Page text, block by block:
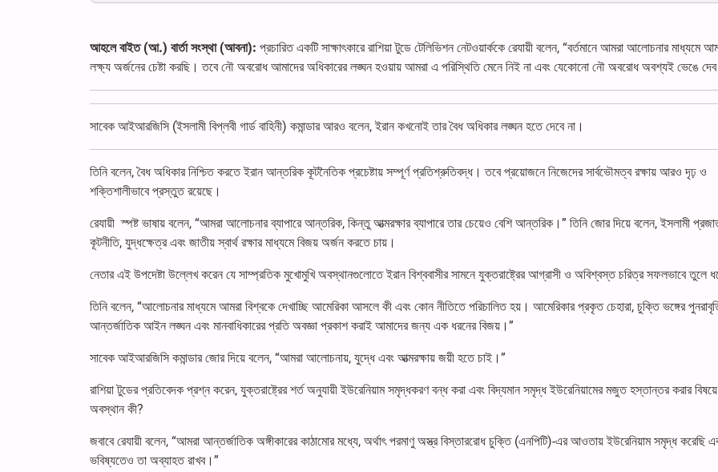
আহলে বাইত (আ.) বার্তা সংস্থা (আবনা): প্রচারিত একটি সাক্ষাৎকারে রাশিয়া টুডে টেলিভিশন নেটওয়ার্ককে রেযায়ী বলেন, “বর্তমানে আমরা আলোচনার মাধ্যমে
লক্ষ্য অর্জনের চেষ্টা করছি। তবে নৌ অবরোধ আমাদের অধিকারের লঙ্ঘন হওয়ায় আমরা এ পরিস্থিতি মেনে নিই না এবং যেকোনো নৌ অবরোধ অবশ্যই ভেঙে
সাবেক আইআরজিসি (ইসলামী বিপ্লবী গার্ড বাহিনী) কমান্ডার আরও বলেন, ইরান কখনোই তার বৈধ অধিকার লঙ্ঘন হতে দেবে না।
তিনি বলেন, বৈধ অধিকার নিশ্চিত করতে ইরান আন্তরিক কূটনৈতিক প্রচেষ্টায় সম্পূর্ণ প্রতিশ্রুতিবদ্ধ। তবে প্রয়োজনে নিজেদের সার্বভৌমত্ব রক্ষায় আরও দৃঢ় ও
শক্তিশালীভাবে প্রস্তুত রয়েছে।
রেযায়ী স্পষ্ট ভাষায় বলেন, “আমরা আলোচনার ব্যাপারে আন্তরিক, কিন্তু আত্মরক্ষার ব্যাপারে তার চেয়েও বেশি আন্তরিক।” তিনি জোর দিয়ে বলেন, ইসলামী
কূটনীতি, যুদ্ধক্ষেত্র এবং জাতীয় স্বার্থ রক্ষার মাধ্যমে বিজয় অর্জন করতে চায়।
নেতার এই উপদেষ্টা উল্লেখ করেন যে সাম্প্রতিক মুখোমুখি অবস্থানগুলোতে ইরান বিশ্ববাসীর সামনে যুক্তরাষ্ট্রের আগ্রাসী ও অবিশ্বস্ত চরিত্র সফলভাবে তুলে
তিনি বলেন, “আলোচনার মাধ্যমে আমরা বিশ্বকে দেখাচ্ছি আমেরিকা আসলে কী এবং কোন নীতিতে পরিচালিত হয়। আমেরিকার প্রকৃত চেহারা, চুক্তি ভঙ্গের
আন্তর্জাতিক আইন লঙ্ঘন এবং মানবাধিকারের প্রতি অবজ্ঞা প্রকাশ করাই আমাদের জন্য এক ধরনের বিজয়।”
সাবেক আইআরজিসি কমান্ডার জোর দিয়ে বলেন, “আমরা আলোচনায়, যুদ্ধে এবং আত্মরক্ষায় জয়ী হতে চাই।”
রাশিয়া টুডের প্রতিবেদক প্রশ্ন করেন, যুক্তরাষ্ট্রের শর্ত অনুযায়ী ইউরেনিয়াম সমৃদ্ধকরণ বন্ধ করা এবং বিদ্যমান সমৃদ্ধ ইউরেনিয়ামের মজুত হস্তান্তর করার বিষয়ে
অবস্থান কী?
জবাবে রেযায়ী বলেন, “আমরা আন্তর্জাতিক অঙ্গীকারের কাঠামোর মধ্যে, অর্থাৎ পরমাণু অস্ত্র বিস্তাররোধ চুক্তি (এনপিটি)-এর আওতায় ইউরেনিয়াম সমৃদ্ধ করেছি
ভবিষ্যতেও তা অব্যাহত রাখব।”